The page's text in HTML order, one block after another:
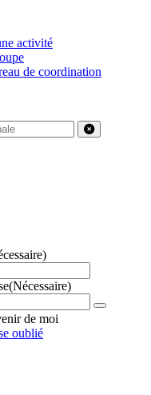
activité
de coordination
(Nécessaire)
de moi
oublié